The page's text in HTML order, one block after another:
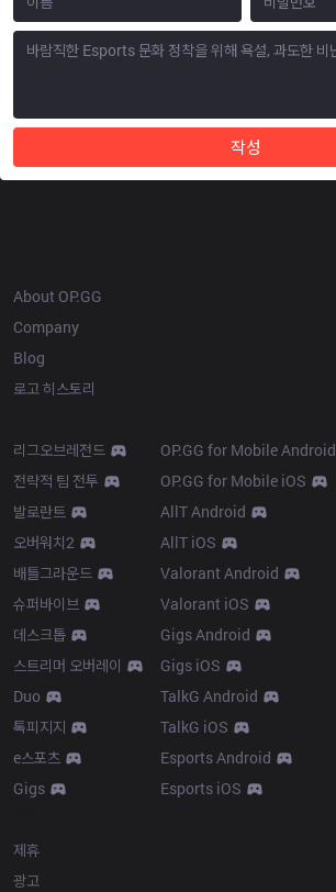
작성
About OP.GG
Company
Blog
로고 히스토리
리그오브레전드
전략적 팀 전투
발로란트
오버워치2
배틀그라운드
슈퍼바이브
데스크톱
스트리머 오버레이
Duo
톡피지지
e스포츠
Gigs
OP.GG for Mobile Android
OP.GG for Mobile iOS
AllT Android
AllT iOS
Valorant Android
Valorant iOS
Gigs Android
Gigs iOS
TalkG Android
TalkG iOS
Esports Android
Esports iOS
제휴
광고